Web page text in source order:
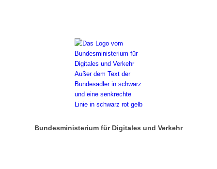
Bundesministerium für Digitales und Verkehr